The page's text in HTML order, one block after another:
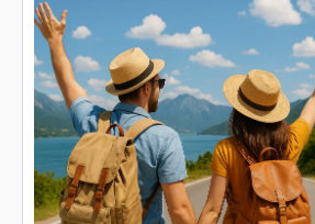
Maldives
at
Landaa
Giraavaru
Tui.com
DE